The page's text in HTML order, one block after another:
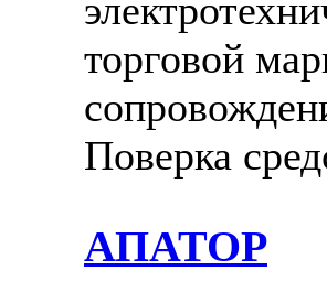
торговой
Поверка
АПАТОР